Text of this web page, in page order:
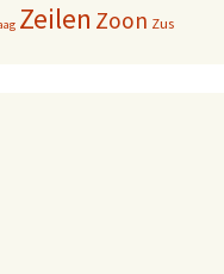
Zeilen Zoon Zus